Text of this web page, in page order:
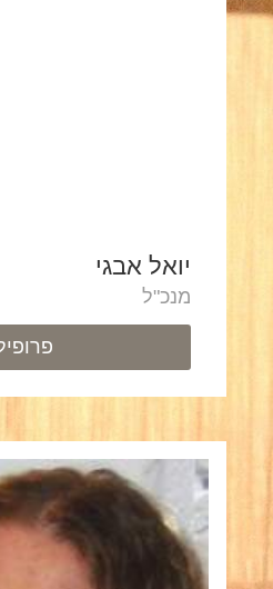
יואל אבגי
מנכ"ל
פרופיל